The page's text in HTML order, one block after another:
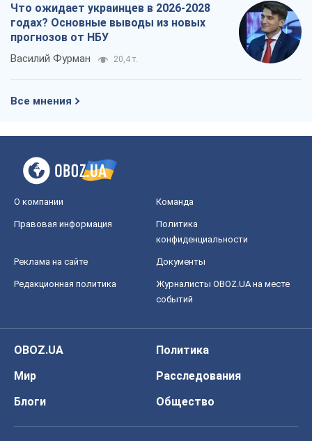
Что ожидает украинцев в 2026-2028
годах? Основные выводы из новых
прогнозов от НБУ
Василий Фурман 20,4 т.
Все мнения
О компании Команда
Правовая информация
Политика
конфиденциальности
Реклама на сайте Документы
Редакционная политика
Журналисты OBOZ.UA на месте
событий
OBOZ.UA
Политика
Мир
Расследования
Блоги
Общество